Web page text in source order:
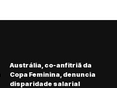
Austrália, co-anfitriã da
Copa Feminina, denuncia
disparidade salarial